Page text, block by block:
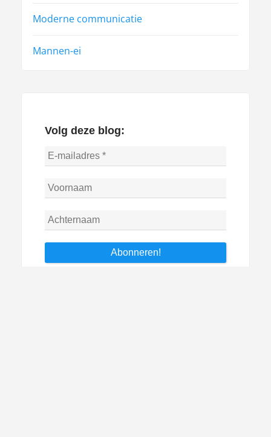
Moderne communicatie
Mannen-ei
Volg deze blog: